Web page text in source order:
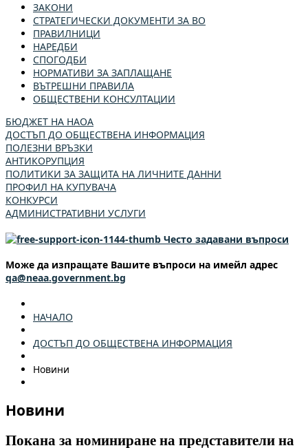
ЗАКОНИ
СТРАТЕГИЧЕСКИ ДОКУМЕНТИ ЗА ВО
ПРАВИЛНИЦИ
НАРЕДБИ
СПОГОДБИ
НОРМАТИВИ ЗА ЗАПЛАЩАНЕ
ВЪТРЕШНИ ПРАВИЛА
ОБЩЕСТВЕНИ КОНСУЛТАЦИИ
БЮДЖЕТ НА НАОА
ДОСТЪП ДО ОБЩЕСТВЕНА ИНФОРМАЦИЯ
ПОЛЕЗНИ ВРЪЗКИ
АНТИКОРУПЦИЯ
ПОЛИТИКИ ЗА ЗАЩИТА НА ЛИЧНИТЕ ДАННИ
ПРОФИЛ НА КУПУВАЧА
КОНКУРСИ
АДМИНИСТРАТИВНИ УСЛУГИ
Често задавани въпроси
Може да изпращате Вашите въпроси на имейл адрес
qa@neaa.government.bg
НАЧАЛО
ДОСТЪП ДО ОБЩЕСТВЕНА ИНФОРМАЦИЯ
Новини
Новини
Покана за номиниране на представители на